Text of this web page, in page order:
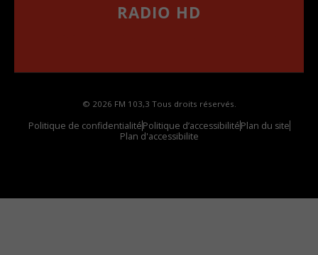
RADIO HD
© 2026 FM 103,3 Tous droits réservés.
Politique de confidentialitéPolitique d’accessibilitéPlan du site
Plan d'accessibilite